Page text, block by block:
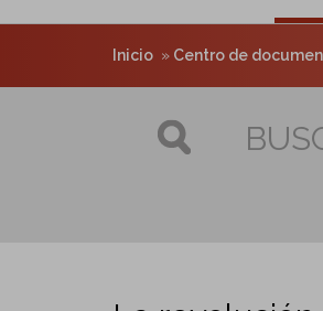
Inicio Centro de